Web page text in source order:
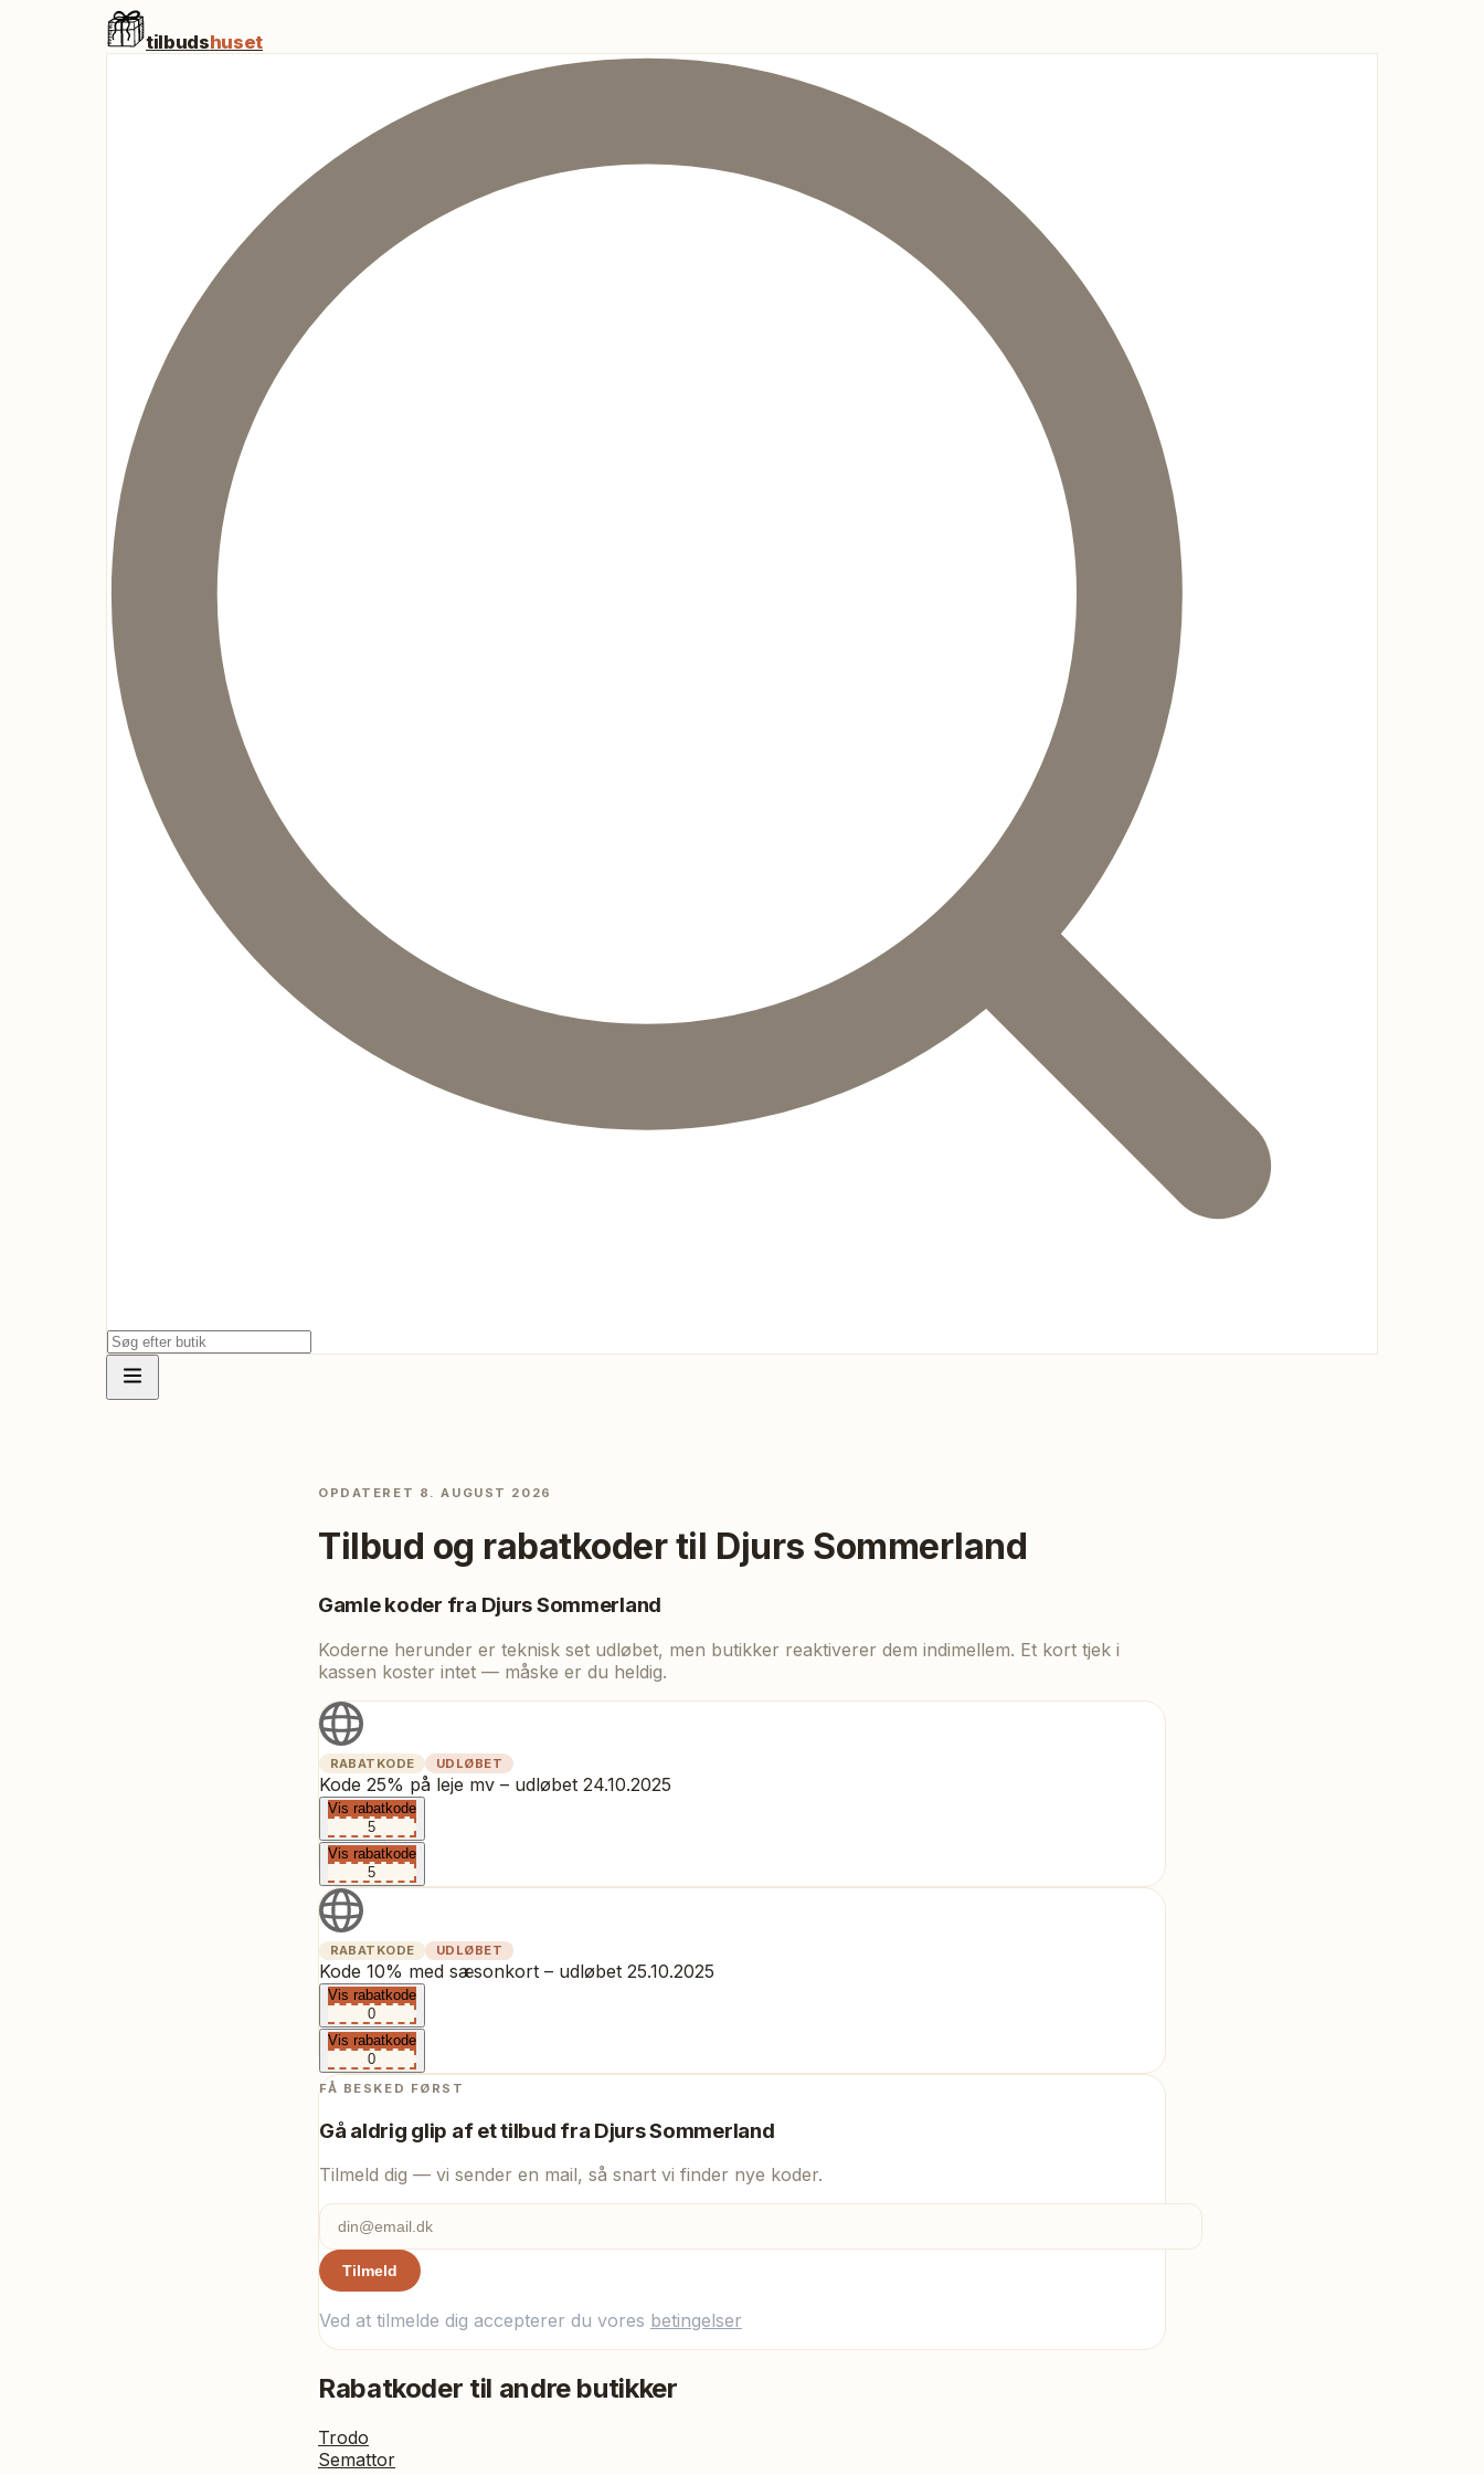
tilbudshuset
OPDATERET 8. AUGUST 2026
Tilbud og rabatkoder til Djurs Sommerland
Gamle koder fra Djurs Sommerland
Koderne herunder er teknisk set udløbet, men butikker reaktiverer dem indimellem. Et kort tjek i
kassen koster intet — måske er du heldig.
RABATKODE UDLØBET
Kode 25% på leje mv – udløbet 24.10.2025
Vis rabatkode
5
Vis rabatkode
5
RABATKODE UDLØBET
Kode 10% med sæsonkort – udløbet 25.10.2025
Vis rabatkode
0
Vis rabatkode
0
FÅ BESKED FØRST
Gå aldrig glip af et tilbud fra Djurs Sommerland
Tilmeld dig — vi sender en mail, så snart vi finder nye koder.
Tilmeld
Ved at tilmelde dig accepterer du vores betingelser
Rabatkoder til andre butikker
Trodo
Semattor